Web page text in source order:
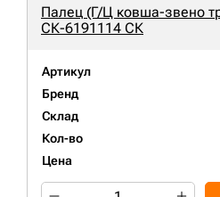
Палец (Г/Ц ковша-звено
СК-6191114 СК
Артикул
Бренд
Склад
Кол-во
Цена